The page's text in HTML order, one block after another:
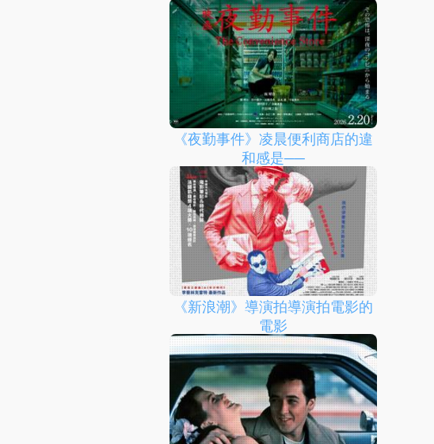
《夜勤事件》凌晨便利商店的違
和感是──
《新浪潮》導演拍導演拍電影的
電影